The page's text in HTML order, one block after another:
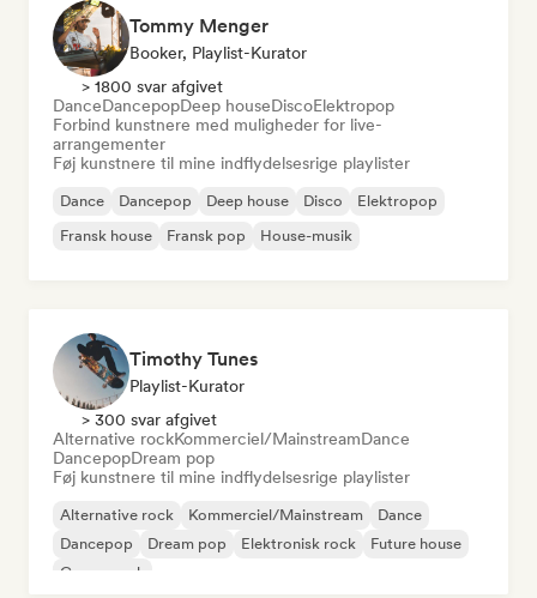
Tommy Menger
Booker, Playlist-Kurator
> 1800 svar afgivet
DanceDancepopDeep houseDiscoElektropop
Forbind kunstnere med muligheder for live-
arrangementer
Føj kunstnere til mine indflydelsesrige playlister
Dance Dancepop Deep house Disco
Elektropop
Fransk house
Fransk pop House-musik
Timothy Tunes
Playlist-Kurator
> 300 svar afgivet
Alternative rockKommerciel/MainstreamDance
DancepopDream pop
Føj kunstnere til mine indflydelsesrige playlister
Alternative rock Kommerciel/Mainstream
Dance
Dancepop
Dream pop Elektronisk rock
Future house
Garagerock